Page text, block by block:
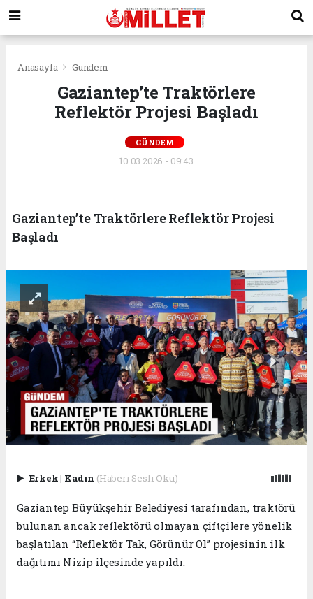
Anasayfa Gündem
Gaziantep’te Traktörlere
Reflektör Projesi Başladı
GÜNDEM
10.03.2026 - 09:43
Gaziantep’te Traktörlere Reflektör Projesi
Başladı
Erkek| Kadın (Haberi Sesli Oku)
Gaziantep Büyükşehir Belediyesi tarafından, traktörü
bulunan ancak reflektörü olmayan çiftçilere yönelik
başlatılan “Reflektör Tak, Görünür Ol” projesinin ilk
dağıtımı Nizip ilçesinde yapıldı.